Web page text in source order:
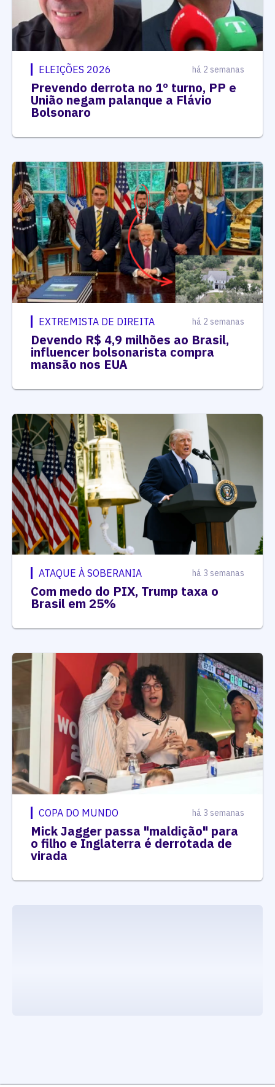
ELEIÇÕES 2026 há 2 semanas
Prevendo derrota no 1º turno, PP e
União negam palanque a Flávio
Bolsonaro
EXTREMISTA DE DIREITA há 2 semanas
Devendo R$ 4,9 milhões ao Brasil,
influencer bolsonarista compra
mansão nos EUA
ATAQUE À SOBERANIA há 3 semanas
Com medo do PIX, Trump taxa o
Brasil em 25%
COPA DO MUNDO há 3 semanas
Mick Jagger passa "maldição" para
o filho e Inglaterra é derrotada de
virada